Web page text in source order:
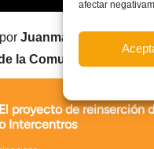
afectar
Juanma Romero
la Comunitat Valenciana